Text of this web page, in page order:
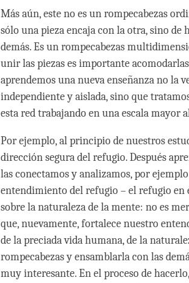
Más aún, este no es un rompecabezas
sólo una pieza encaja con la otra, sino de
demás. Es un rompecabezas
unir las piezas es importante
aprendemos una nueva enseñanza no la
independiente y aislada, sino que
esta red trabajando en una escala mayor
Por ejemplo, al principio de nuestros
dirección segura del refugio. Después
las conectamos y analizamos, por
entendimiento del refugio – el refugio en
sobre la naturaleza de la mente: no es
que, nuevamente, fortalece nuestro
de la preciada vida humana, de la
rompecabezas y ensamblarla con las
muy interesante. En el proceso de